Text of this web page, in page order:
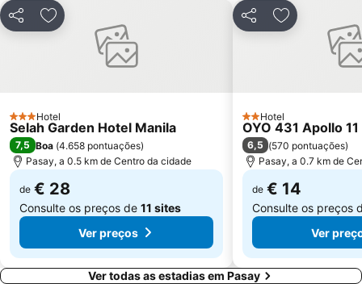
PartilharAdicionar aos favoritos
3 Estrelas
Hotel
Selah Garden Hotel Manila
7,5 Boa (4.658 pontuações)
Pasay, a 0.5 km de Centro da cidade
de € 28
Consulte os preços de 11 sites
Ver preços
PartilharAdicionar
2 Estrelas
Hotel
OYO 431 Apollo
6,5 (570 pontuações)
Pasay, a 0.7 km de
de € 14
Consulte os preços
Ver
Ver todas as estadias em Pasay